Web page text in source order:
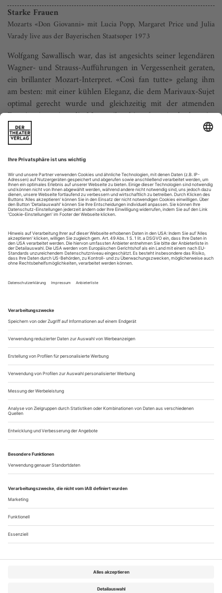
Starke Frauen
Mozarts «Don Giovanni» mit Lucia Popp, Margaret Price und Julia
Varady live aus der Bayerischen Staatsoper 1973
Wolfgang Sawallisch war, das ist angesichts seiner legendären
Wagner- und Strauss-Aufführungen in Vergessenheit geraten,
ein brillanter Mozart-Interpret. «Così fan tutte» gelang ihm
am besten: mit einer kühlen Eleganz, die dem Marivaux-Sujet
optimal gerecht wurde und gleichzeitig mit der atmenden
Emotionsintensität, die Mozart ihm hinzufügt. Auch als er im
Juli...
Donizetti: Don Pasquale
Quedlinburg / Großes Haus
Als Donizettis «Don Pasquale» 1843 uraufgeführt wurde,
kam dem Rezensenten der «Leipziger Illustrirten Zeitung» die
Geizhals Don Pasquale, der sich eine junge Frau angelt, um
dann unter ihren Pantoffel gestellt zu werden, sei der
«Schatten eines längst Abgestorbenen, den man vergessen hat
Als wir uns in einem kargen Nebenraum des Berliner Schiller
Theaters treffen, hat DMITRI TCHERNIAKOV bereits den ganzen
Tag Wagner geprobt. Die gerade überstandene Grippe steht ihm noch
ins Gesicht geschrieben,aber von Müdigkeit oder Erschöpfung keine
Spur. Wenn es um Theater oder Oper geht, sprudelt es nur so aus ihm
heraus. Ein Gespräch über Kinder- und Studienjahre in Moskau, über
Komplexe und Obsessionen, die fremd-vertraute Heimat und
«Parsifal» als persönliche Prüfung
Herr Tcherniakov, kürzlich haben Komponisten, Sänger,
Regisseure, Bühnenbildner, Operndirektoren und
Dramaturgen in Heidelberg einen ganzen Tag lang über
«politisches Musiktheater heute» diskutiert. Können Sie
mit diesem Begriff etwas anfangen? Hat er eine
Bedeutung für Ihre Arbeit?
(überlegt lange) Es gab vielleicht mal Zeiten, in denen dieser
Begriff wichtig war....
Über uns Kontakt Kritikerumfrage Newsletter